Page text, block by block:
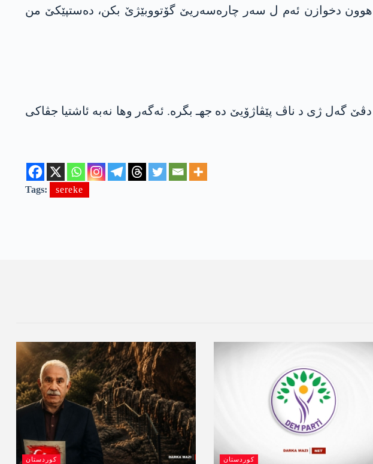
دخوازن ئەم ل سەر چارەسەریێ گۆتووبێژێ بکن، دەستپێکێ من
گەل ژی د ناڤ پێڤاژۆیێ دە جهـ بگرە. ئەگەر وها نەبە ئاشتیا جڤاکی
Tags: sereke
کوردستان کوردستان